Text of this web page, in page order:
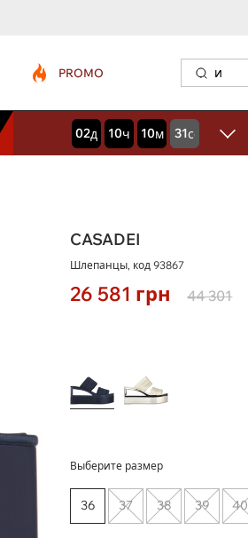
PROMO
02дней
10часов
10минут
30секунд
CASADEI
Шлепанцы, код93867
26 581 грн 44 301
Выберите размер
36 37 38 39 40